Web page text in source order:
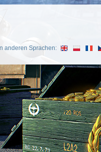
In anderen Sprachen: